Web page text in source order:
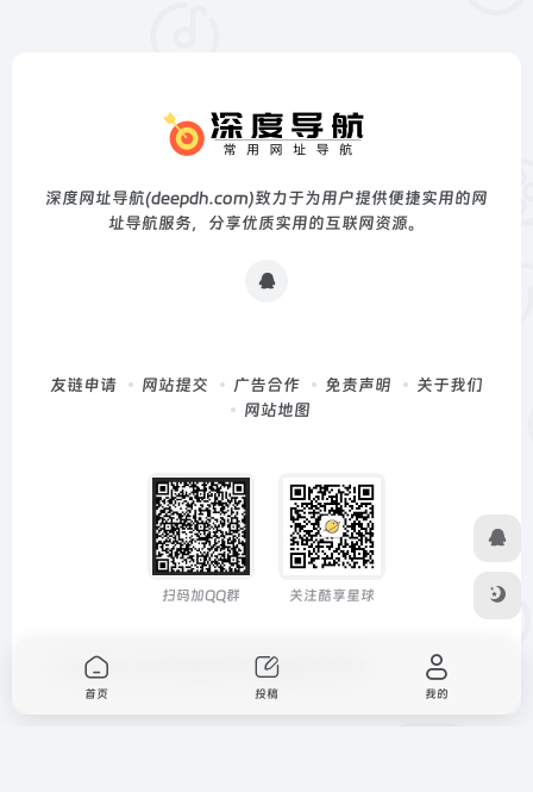
深度网址导航(deepdh.com)致力于为用户提供便捷实用的网
址导航服务，分享优质实用的互联网资源。
友链申请 网站提交 广告合作 免责声明
关于我们
网站地图
扫码加QQ群 关注酷享星球
Copyright © 2026 OneNav
首页 投稿 我的